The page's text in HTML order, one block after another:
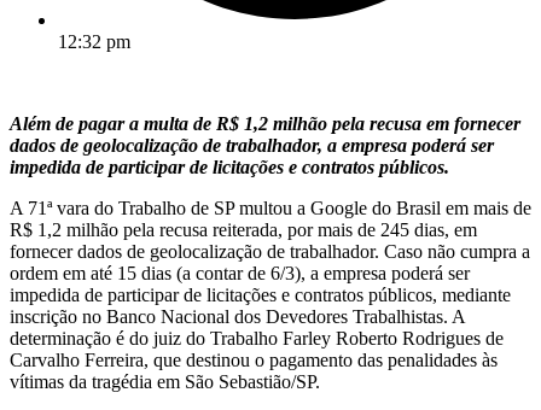
12:32 pm
Além de pagar a multa de R$ 1,2 milhão pela recusa em fornecer
dados de geolocalização de trabalhador, a empresa poderá ser
impedida de participar de licitações e contratos públicos.
A 71ª vara do Trabalho de SP multou a Google do Brasil em mais de
R$ 1,2 milhão pela recusa reiterada, por mais de 245 dias, em
fornecer dados de geolocalização de trabalhador. Caso não cumpra a
ordem em até 15 dias (a contar de 6/3), a empresa poderá ser
impedida de participar de licitações e contratos públicos, mediante
inscrição no Banco Nacional dos Devedores Trabalhistas. A
determinação é do juiz do Trabalho Farley Roberto Rodrigues de
Carvalho Ferreira, que destinou o pagamento das penalidades às
vítimas da tragédia em São Sebastião/SP.